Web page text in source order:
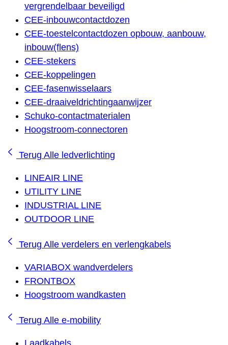
vergrendelbaar beveiligd
CEE-inbouwcontactdozen
CEE-toestelcontactdozen opbouw, aanbouw,
inbouw(flens)
CEE-stekers
CEE-koppelingen
CEE-fasenwisselaars
CEE-draaiveldrichtingaanwijzer
Schuko-contactmaterialen
Hoogstroom-connectoren
Terug Alle ledverlichting
LINEAIR LINE
UTILITY LINE
INDUSTRIAL LINE
OUTDOOR LINE
Terug Alle verdelers en verlengkabels
VARIABOX wandverdelers
FRONTBOX
Hoogstroom wandkasten
Terug Alle e-mobility
Laadkabels